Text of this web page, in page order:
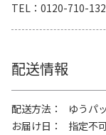
TEL
0120-710-132
配送情報
配送方法
ゆうパ
お届け日
指定不